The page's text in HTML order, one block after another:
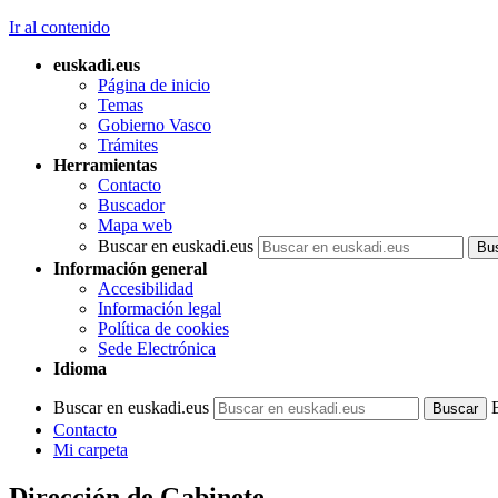
Ir al contenido
euskadi.eus
Página de inicio
Temas
Gobierno Vasco
Trámites
Herramientas
Contacto
Buscador
Mapa web
Buscar en euskadi.eus
Información general
Accesibilidad
Información legal
Política de cookies
Sede Electrónica
Idioma
Buscar en euskadi.eus
Contacto
Mi carpeta